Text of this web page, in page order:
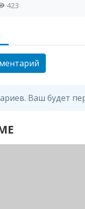
423
Ваш будет